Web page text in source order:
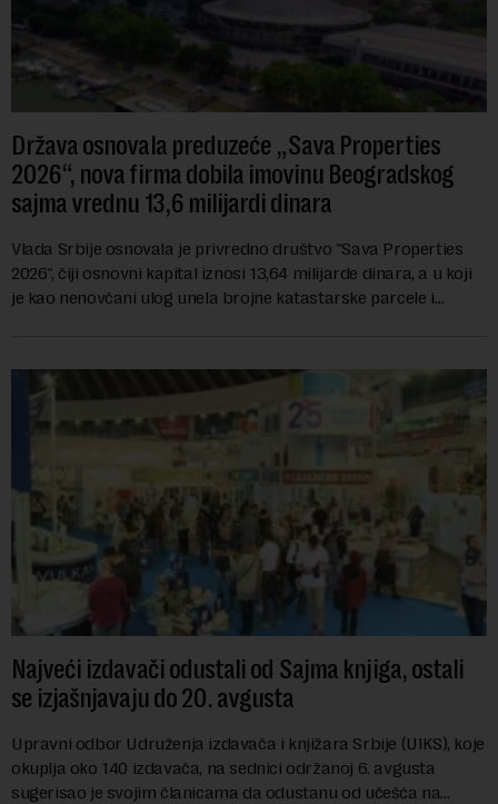
Država osnovala preduzeće „Sava Properties
2026“, nova firma dobila imovinu Beogradskog
sajma vrednu 13,6 milijardi dinara
Vlada Srbije osnovala je privredno društvo "Sava Properties
2026", čiji osnovni kapital iznosi 13,64 milijarde dinara, a u koji
je kao nenovčani ulog unela brojne katastarske parcele i
Najveći izdavači odustali od Sajma knjiga, ostali
se izjašnjavaju do 20. avgusta
Upravni odbor Udruženja izdavača i knjižara Srbije (UIKS), koje
okuplja oko 140 izdavača, na sednici održanoj 6. avgusta
sugerisao je svojim članicama da odustanu od učešća na